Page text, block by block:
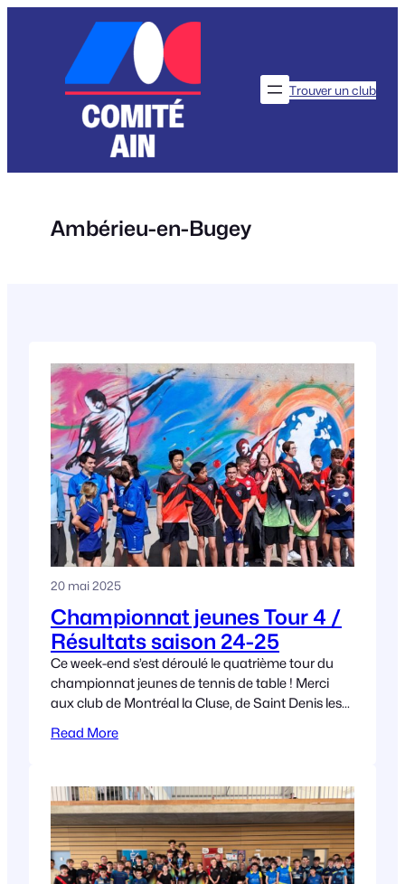
Trouver un club
Ambérieu-en-Bugey
20 mai 2025
Championnat jeunes Tour 4 /
Résultats saison 24-25
Ce week-end s’est déroulé le quatrième tour du
championnat jeunes de tennis de table ! Merci
aux club de Montréal la Cluse, de Saint Denis les
Read More